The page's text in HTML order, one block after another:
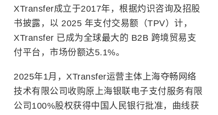
XTransfer成立于2017年，根据灼识咨询及招股
书披露，以 2025 年支付交易额（TPV）计，
XTransfer 已成为全球最大的 B2B 跨境贸易支
付平台，市场份额达5.1%。
2025年1月，XTransfer运营主体上海夺畅网络
技术有限公司收购原上海银联电子支付服务有限
公司100%股权获得中国人民银行批准，曲线获